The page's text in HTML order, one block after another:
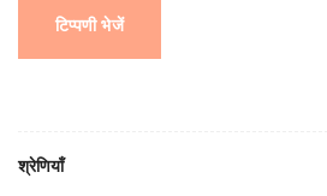
टिप्पणी भेजें
श्रेणियाँ